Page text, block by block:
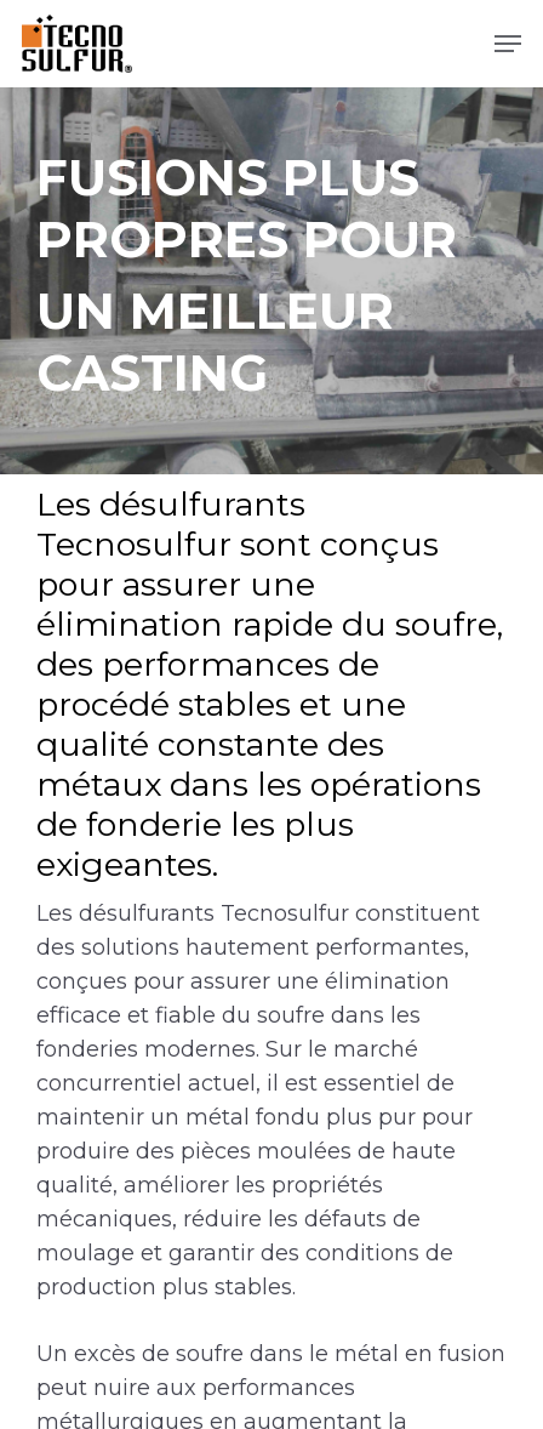
Aller
directement
au
contenu
principal
FUSIONS PLUS
PROPRES POUR
UN MEILLEUR
CASTING
Les désulfurants
Tecnosulfur sont conçus
pour assurer une
élimination rapide du soufre,
des performances de
procédé stables et une
qualité constante des
métaux dans les opérations
de fonderie les plus
exigeantes.
Les désulfurants Tecnosulfur constituent
des solutions hautement performantes,
conçues pour assurer une élimination
efficace et fiable du soufre dans les
fonderies modernes. Sur le marché
concurrentiel actuel, il est essentiel de
maintenir un métal fondu plus pur pour
produire des pièces moulées de haute
qualité, améliorer les propriétés
mécaniques, réduire les défauts de
moulage et garantir des conditions de
production plus stables.
Un excès de soufre dans le métal en fusion
peut nuire aux performances
métallurgiques en augmentant la